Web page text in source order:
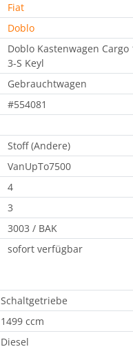
Fiat
Doblo
Doblo Kastenwagen
3-S Keyl
Gebrauchtwagen
#554081
Stoff (Andere)
VanUpTo7500
4
3
3003 / BAK
sofort verfügbar
Schaltgetriebe
1499 ccm
Diesel